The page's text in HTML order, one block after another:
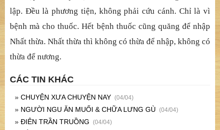
lập. Đều là phương tiện, không phải cứu cánh. Chỉ là vì
bệnh mà cho thuốc. Hết bệnh thuốc cũng quăng để nhập
Nhất thừa. Nhất thừa thì không có thừa để nhập, không có
thừa để nương.
CÁC TIN KHÁC
» CHUYỆN XƯA CHUYỆN NAY (04/04)
» NGƯỜI NGU ĂN MUỐI & CHỮA LƯNG GÙ (04/04)
» ĐIÊN TRẦN TRUỒNG (04/04)